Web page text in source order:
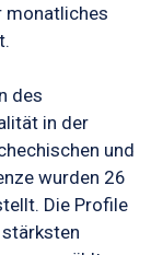
monatliches
des
in der
und
wurden 26
Die Profile